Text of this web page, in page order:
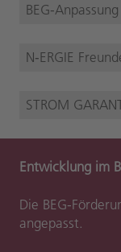
BEG-
N‑ERGIE
STROM
Entwicklung im
Die BEG-
angepasst.